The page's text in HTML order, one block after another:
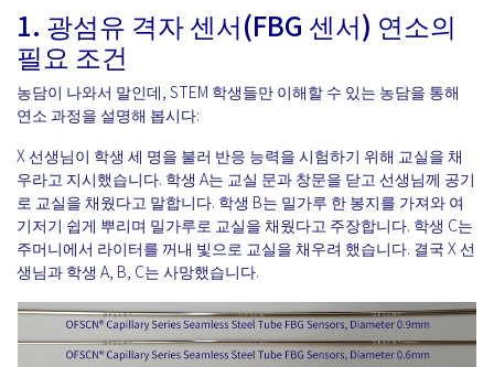
1. 광섬유 격자 센서(FBG 센서) 연소의
필요 조건
농담이 나와서 말인데, STEM 학생들만 이해할 수 있는 농담을 통해
연소 과정을 설명해 봅시다:
X 선생님이 학생 세 명을 불러 반응 능력을 시험하기 위해 교실을 채
우라고 지시했습니다. 학생 A는 교실 문과 창문을 닫고 선생님께 공기
로 교실을 채웠다고 말합니다. 학생 B는 밀가루 한 봉지를 가져와 여
기저기 쉽게 뿌리며 밀가루로 교실을 채웠다고 주장합니다. 학생 C는
주머니에서 라이터를 꺼내 빛으로 교실을 채우려 했습니다. 결국 X 선
생님과 학생 A, B, C는 사망했습니다.